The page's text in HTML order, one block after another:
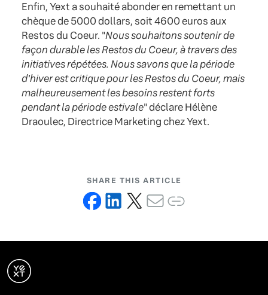
Enfin, Yext a souhaité abonder en remettant un
chèque de 5000 dollars, soit 4600 euros aux
Restos du Coeur. "Nous souhaitons soutenir de
façon durable les Restos du Coeur, à travers des
initiatives répétées. Nous savons que la période
d'hiver est critique pour les Restos du Coeur, mais
malheureusement les besoins restent forts
pendant la période estivale" déclare Hélène
Draoulec, Directrice Marketing chez Yext.
SHARE THIS ARTICLE